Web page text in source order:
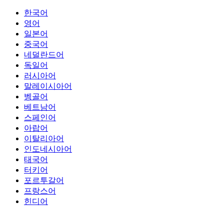
한국어
영어
일본어
중국어
네덜란드어
독일어
러시아어
말레이시아어
벵골어
베트남어
스페인어
아랍어
이탈리아어
인도네시아어
태국어
터키어
포르투갈어
프랑스어
힌디어